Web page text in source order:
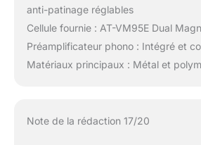
anti-patinage réglables
Cellule fournie : AT-VM95E Dual
Préamplificateur phono : Intégré et
Matériaux principaux : Métal et
Note de la rédaction 17/20